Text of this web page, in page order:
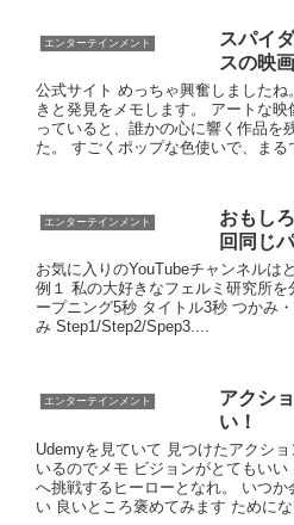
エンターテインメント
スパイ
スの映
公式サイト めっちゃ興奮しました
きと発見をメモします。 アートな
っていると、誰かの心に響く作品を
た。 すごくポップな色使いで、まる
エンターテインメント
おもし
回同じ
お気に入りのYouTubeチャンネルは
例１ 私の大好きなフェルミ研究所
ープニング5秒 タイトル3秒 つかみ
み Step1/Step2/Spep3....
エンターテインメント
アクシ
い！
Udemyを見ていて 見つけたアクシ
いるのでメモ ビジョンがとてもい
へ挑戦するヒーローとなれ。 いつ
い 良いところ褒めてみます ためにな